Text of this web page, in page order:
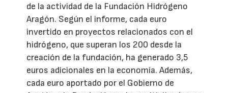
de la actividad de la Fundación Hidrógeno
Aragón. Según el informe, cada euro
invertido en proyectos relacionados con el
hidrógeno, que superan los 200 desde la
creación de la fundación, ha generado 3,5
euros adicionales en la economía. Además,
cada euro aportado por el Gobierno de